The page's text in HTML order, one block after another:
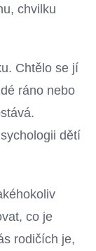
chvilku
Chtělo se jí
ráno nebo
dětí
co je
rodičích je,